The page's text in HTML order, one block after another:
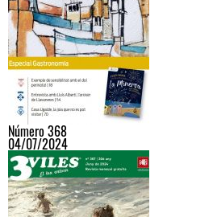
Número 368
04/07/2024